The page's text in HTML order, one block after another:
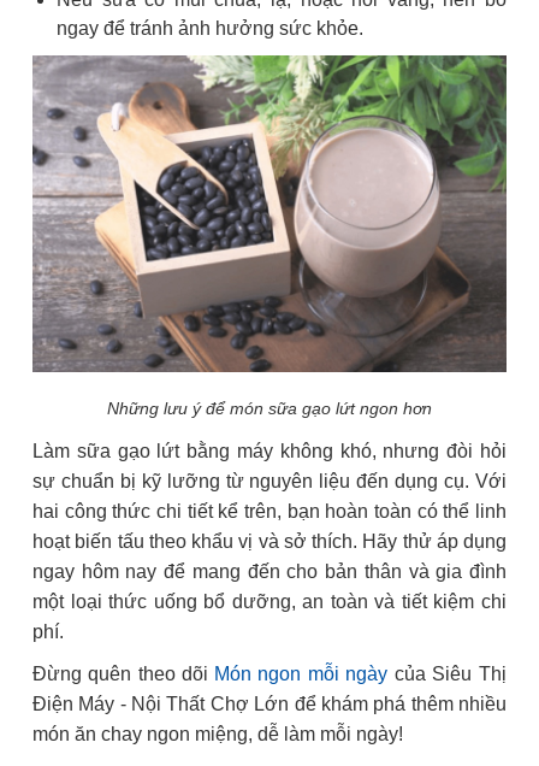
ngay để tránh ảnh hưởng sức khỏe.
Những lưu ý để món sữa gạo lứt ngon hơn
Làm sữa gạo lứt bằng máy không khó, nhưng đòi hỏi
sự chuẩn bị kỹ lưỡng từ nguyên liệu đến dụng cụ. Với
hai công thức chi tiết kể trên, bạn hoàn toàn có thể linh
hoạt biến tấu theo khẩu vị và sở thích. Hãy thử áp dụng
ngay hôm nay để mang đến cho bản thân và gia đình
một loại thức uống bổ dưỡng, an toàn và tiết kiệm chi
phí.
Đừng quên theo dõi Món ngon mỗi ngày của Siêu Thị
Điện Máy - Nội Thất Chợ Lớn để khám phá thêm nhiều
món ăn chay ngon miệng, dễ làm mỗi ngày!